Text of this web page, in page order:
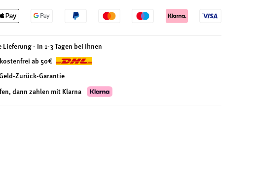
Lieferung - In 1-3 Tagen bei Ihnen
ab 50€
Zurück-Garantie
dann zahlen mit Klarna